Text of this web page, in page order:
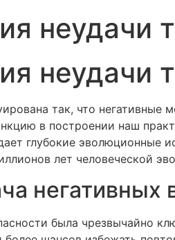
неудачи
неудачи
так, что
в построении наш
глубокие
лет человеческой
негативных
была чрезвычайно